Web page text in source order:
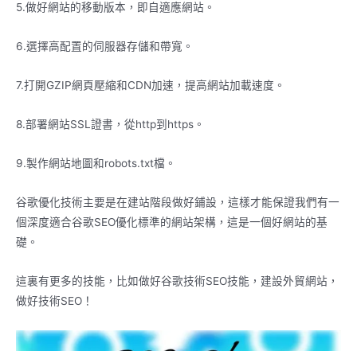
5.做好網站的移動版本，即自適應網站。
6.選擇高配置的伺服器存儲和帶寬。
7.打開GZIP網頁壓縮和CDN加速，提高網站加載速度。
8.部署網站SSL證書，從http到https。
9.製作網站地圖和robots.txt檔。
谷歌優化技術主要是在建站階段做好鋪設，這樣才能保證我們有一
個深度適合谷歌SEO優化標準的網站架構，這是一個好網站的基
礎。
這裏有更多的技能，比如做好谷歌技術SEO技能，建設外貿網站，
做好技術SEO！